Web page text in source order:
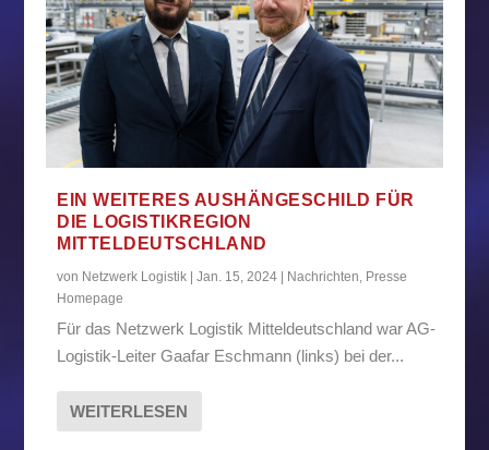
EIN WEITERES AUSHÄNGESCHILD FÜR
DIE LOGISTIKREGION
MITTELDEUTSCHLAND
von Netzwerk Logistik |Jan. 15, 2024 Nachrichten, Presse
Homepage
Für das Netzwerk Logistik Mitteldeutschland war AG-
Logistik-Leiter Gaafar Eschmann (links) bei der...
WEITERLESEN